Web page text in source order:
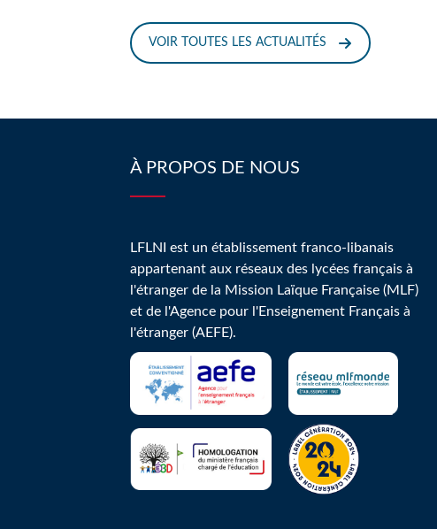
VOIR TOUTES LES ACTUALITÉS
À PROPOS DE NOUS
LFLNI est un établissement franco-libanais
appartenant aux réseaux des lycées français à
l'étranger de la Mission Laïque Française (MLF)
et de l'Agence pour l'Enseignement Français à
l'étranger (AEFE).